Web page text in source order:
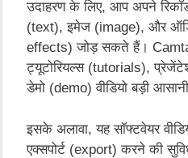
उदाहरण के लिए, आप अपने
(text),इमेज (image), और
effects)जोड़ सकते हैं।
ट्यूटोरियल्स(tutorials),
डेमो (demo)वीडियो बड़ी आसानी
इसके अलावा,यह सॉफ्टवेयर
एक्सपोर्ट (export)करने की